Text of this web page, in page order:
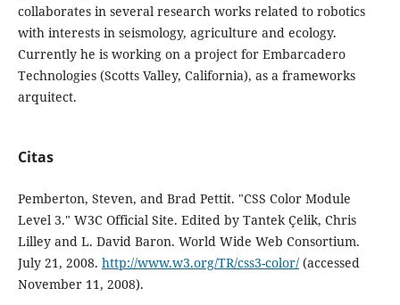
collaborates in several research works related to robotics
with interests in seismology, agriculture and ecology.
Currently he is working on a project for Embarcadero
Technologies (Scotts Valley, California), as a frameworks
arquitect.
Citas
Pemberton, Steven, and Brad Pettit. "CSS Color Module
Level 3." W3C Official Site. Edited by Tantek Çelik, Chris
Lilley and L. David Baron. World Wide Web Consortium.
July 21, 2008. http://www.w3.org/TR/css3-color/(accessed
November 11, 2008).